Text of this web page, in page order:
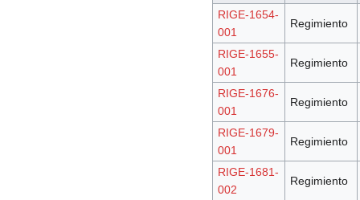
RIGE-1654-
001
Regimiento
RIGE-1655-
001
Regimiento
RIGE-1676-
001
Regimiento
RIGE-1679-
001
Regimiento
RIGE-1681-
002
Regimiento